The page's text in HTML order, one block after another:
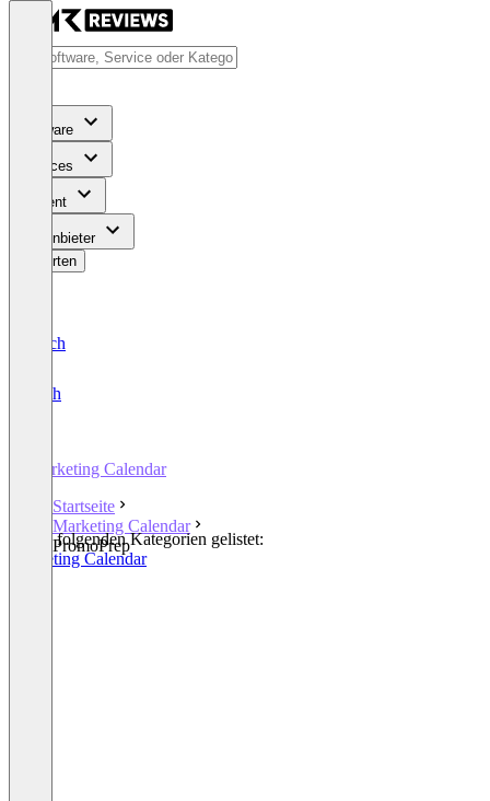
Software
Services
Content
Für Anbieter
Bewerten
Deutsch
English
Marketing Calendar
Startseite
Marketing Calendar
PromoPrep
In den folgenden Kategorien gelistet:
Marketing Calendar